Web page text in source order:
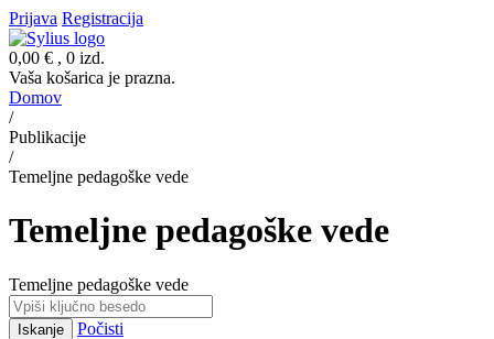
Prijava Registracija
0,00 € , 0 izd.
Vaša košarica je prazna.
Domov
/
Publikacije
/
Temeljne pedagoške vede
Temeljne pedagoške vede
Temeljne pedagoške vede
Iskanje
Počisti